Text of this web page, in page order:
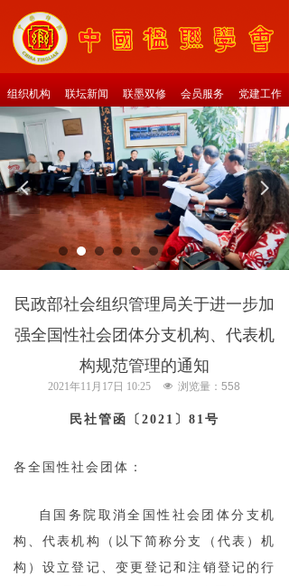
组织机构 联坛新闻 联墨双修 会员服务 党建工作
넳 넲
民政部社会组织管理局关于进一步加
强全国性社会团体分支机构、代表机
构规范管理的通知
民社管函〔2021〕81号
各全国性社会团体：
自国务院取消全国性社会团体分支机
构、代表机构（以下简称分支（代表）机
构）设立登记、变更登记和注销登记的行
2021年11月17日 10:25 넶 浏览量： 558